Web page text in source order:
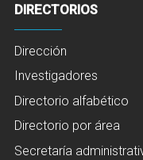
DIRECTORIOS
Dirección
Investigadores
Directorio alfabético
Directorio por área
Secretaría